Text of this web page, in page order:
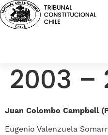
contenido
2003 –
Juan Colombo Campbell
Eugenio Valenzuela